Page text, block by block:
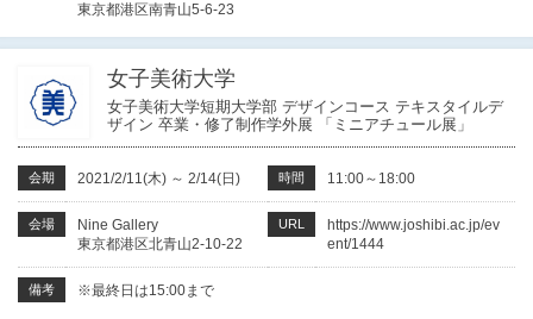
東京都港区南青山5-6-23
女子美術大学
女子美術大学短期大学部 デザインコース テキスタイルデ
ザイン 卒業・修了制作学外展 「ミニアチュール展」
会期 2021/2/11(木) ～ 2/14(日) 時間 11:00～18:00
会場
Nine Gallery
東京都港区北青山2-10-22
URL
https://www.joshibi.ac.jp/ev
ent/1444
備考 ※最終日は15:00まで